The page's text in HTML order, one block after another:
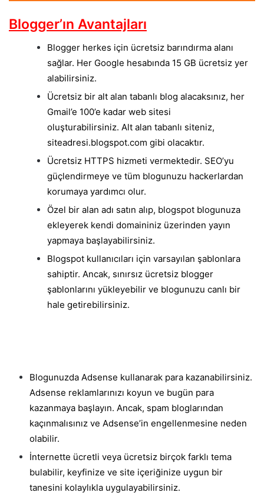
Blogger’ın Avantajları
Blogger herkes için ücretsiz barındırma alanı
sağlar. Her Google hesabında 15 GB ücretsiz yer
alabilirsiniz.
Ücretsiz bir alt alan tabanlı blog alacaksınız, her
Gmail’e 100’e kadar web sitesi
oluşturabilirsiniz. Alt alan tabanlı siteniz,
siteadresi.blogspot.com gibi olacaktır.
Ücretsiz HTTPS hizmeti vermektedir. SEO’yu
güçlendirmeye ve tüm blogunuzu hackerlardan
korumaya yardımcı olur.
Özel bir alan adı satın alıp, blogspot blogunuza
ekleyerek kendi domaininiz üzerinden yayın
yapmaya başlayabilirsiniz.
Blogspot kullanıcıları için varsayılan şablonlara
sahiptir. Ancak, sınırsız ücretsiz blogger
şablonlarını yükleyebilir ve blogunuzu canlı bir
hale getirebilirsiniz.
Blogunuzda Adsense kullanarak para kazanabilirsiniz.
Adsense reklamlarınızı koyun ve bugün para
kazanmaya başlayın. Ancak, spam bloglarından
kaçınmalısınız ve Adsense’in engellenmesine neden
olabilir.
İnternette ücretli veya ücretsiz birçok farklı tema
bulabilir, keyfinize ve site içeriğinize uygun bir
tanesini kolaylıkla uygulayabilirsiniz.